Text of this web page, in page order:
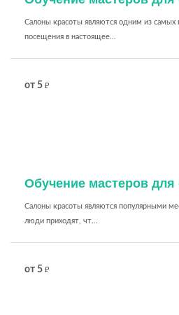
Салоны красоты являются одним из самых
посещения в настоящее...
от 5 ₽
Обучение мастеров
Салоны красоты являются популярными
люди приходят, чт...
от 5 ₽